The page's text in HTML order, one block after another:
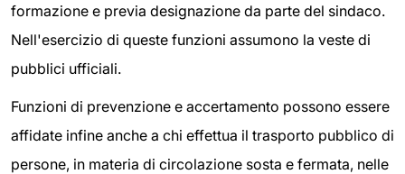
formazione e previa designazione da parte del sindaco.
Nell'esercizio di queste funzioni assumono la veste di
pubblici ufficiali.
Funzioni di prevenzione e accertamento possono essere
affidate infine anche a chi effettua il trasporto pubblico di
persone, in materia di circolazione sosta e fermata, nelle